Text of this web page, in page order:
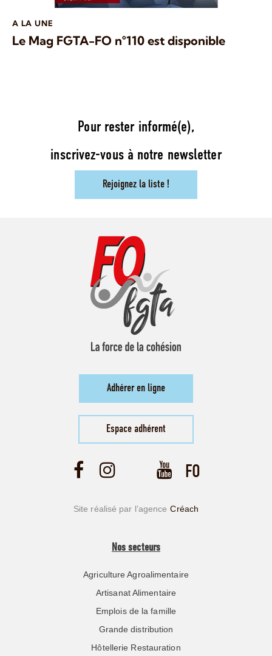
A LA UNE
Le Mag FGTA-FO n°110 est disponible
Pour rester informé(e),
inscrivez-vous à notre newsletter
Rejoignez la liste !
Adhérer en ligne
Espace adhérent
Site réalisé par l’agence Créach
Nos secteurs
Agriculture Agroalimentaire
Artisanat Alimentaire
Emplois de la famille
Grande distribution
Hôtellerie Restauration